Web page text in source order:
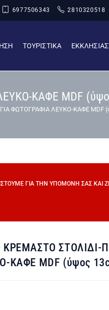
6977506343 2810320518
ΤΟΥΡΙΣΤΙΚΑ
ΚΑΦΕ MDF
ΦΩΤΟΓΡΑΦΙΑ ΛΕΥΚΟ-ΚΑΦΕ MDF
ΓΙΑ ΤΗΝ ΥΠΟΜΟΝΉ ΣΑΣ ΚΑΙ
ΚΡΕΜΑΣΤΟ
ΚΑΦΕ MDF (ύψος